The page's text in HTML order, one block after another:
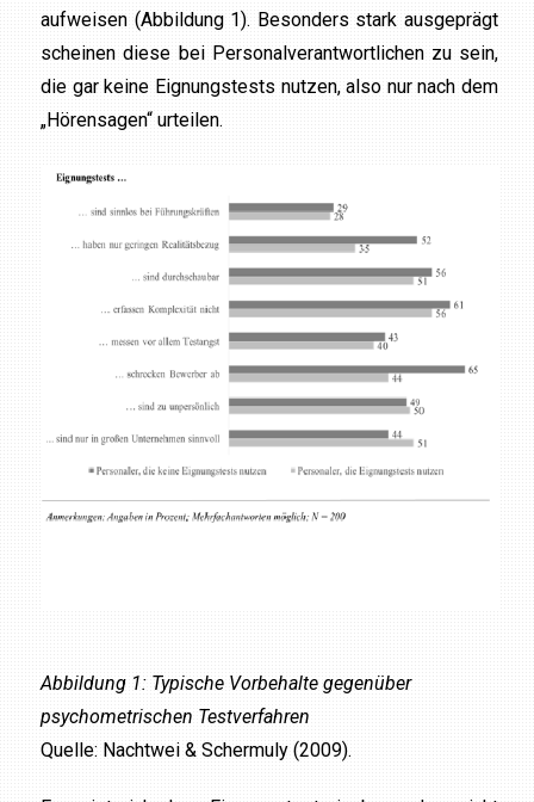
aufweisen (Abbildung 1). Besonders stark ausgeprägt
scheinen diese bei Personalverantwortlichen zu sein,
die gar keine Eignungstests nutzen, also nur nach dem
„Hörensagen“ urteilen.
Abbildung 1: Typische Vorbehalte gegenüber
psychometrischen Testverfahren
Quelle: Nachtwei & Schermuly (2009).